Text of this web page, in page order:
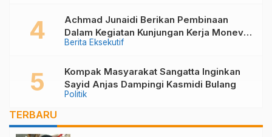
Berita Eksekutif
Achmad Junaidi Berikan Pembinaan
Dalam Kegiatan Kunjungan Kerja Monev
PKB, Kader KKB dan PPKD di Muara
Politik
Kompak Masyarakat Sangatta Inginkan
Sayid Anjas Dampingi Kasmidi Bulang
TERBARU